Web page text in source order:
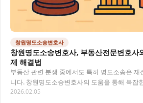
창원명도소송변호사
창원명도소송변호사, 부동산전문변호사
제 해결법
부동산 관련 분쟁 중에서도 특히 명도소송은 재
니다. 창원명도소송변호사의 도움을 통해 복잡
로 해결할 수 있는 방법과 부동산전문변호사의…
2026.02.05